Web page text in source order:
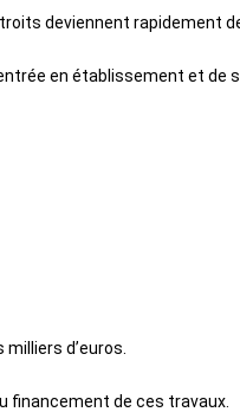
deviennent rapidement
en établissement et de
d’euros.
financement de ces travaux.